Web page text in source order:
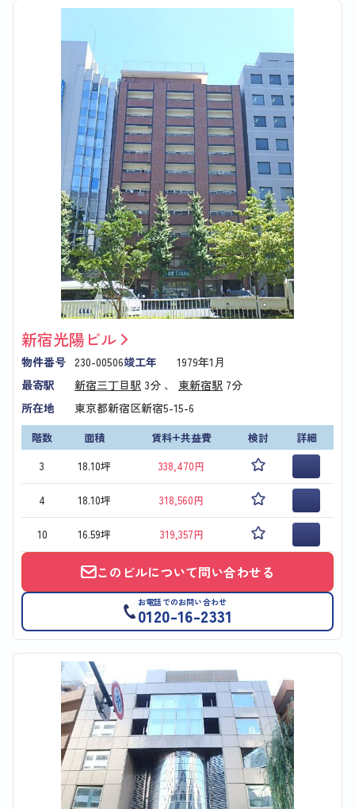
新宿光陽ビル
物件番号 230-00506竣工年
1979年1月
最寄駅
新宿三丁目駅 3分 、 東新宿駅 7分
所在地
東京都新宿区新宿5-15-6
階数 面積 賃料+共益費 検討
詳細
3
18.10坪 338,470円
4 18.10坪 318,560円
10 16.59坪 319,357円
このビルについて問い合わせる
お電話でのお問い合わせ
0120-16-2331